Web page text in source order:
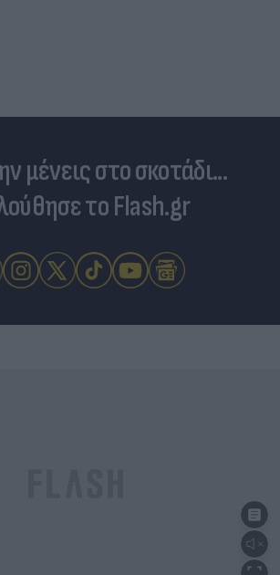
μένεις στο σκοτάδι...
το Flash.gr